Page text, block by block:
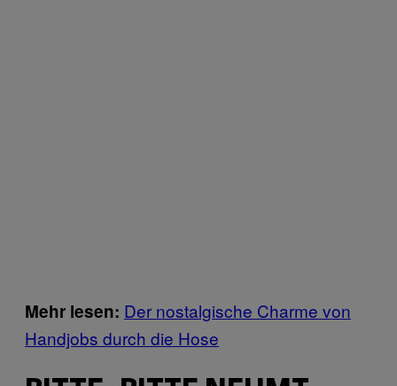
Mehr lesen: Der nostalgische Charme von
Handjobs durch die Hose